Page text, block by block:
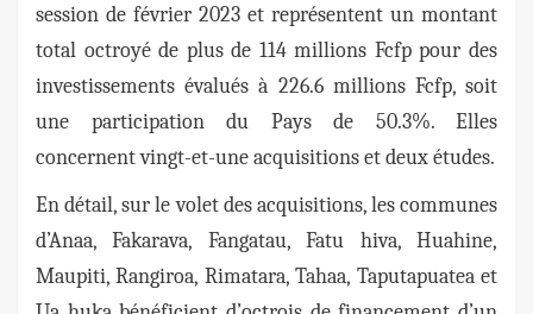
session de février 2023 et représentent un montant
total octroyé de plus de 114 millions Fcfp pour des
investissements évalués à 226.6 millions Fcfp, soit
une participation du Pays de 50.3%. Elles
concernent vingt-et-une acquisitions et deux études.
En détail, sur le volet des acquisitions, les communes
d’Anaa, Fakarava, Fangatau, Fatu hiva, Huahine,
Maupiti, Rangiroa, Rimatara, Tahaa, Taputapuatea et